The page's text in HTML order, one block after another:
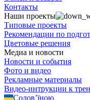
Контакты
Наши проекты
Типовые проекты
Рекомендации по
Цветовые решения
Медиа и новости
Новости и события
Фото и видео
Рекламные материалы
Видео-интрукции к
Солов’їною